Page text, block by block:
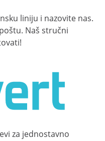
liniju i nazovite nas.
Naš stručni
za jednostavno